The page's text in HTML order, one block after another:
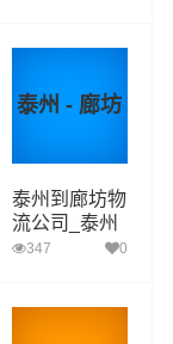
泰州 - 廊坊
泰州到廊坊物
流公司_泰州
到廊坊货运_
347 0